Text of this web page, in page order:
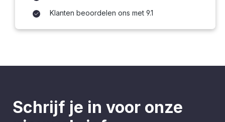
Klanten beoordelen ons met 9.1
Schrijf je in voor onze